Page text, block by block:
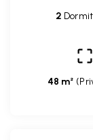
2
48 m² (